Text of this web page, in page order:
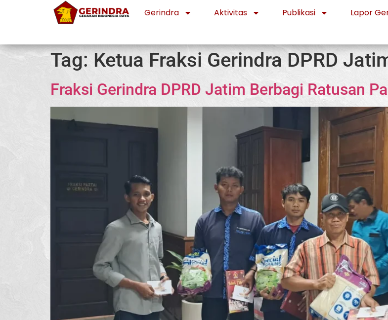
Gerindra Aktivitas Publikasi Lapor
Tag: Ketua Fraksi Gerindra DPRD
Fraksi Gerindra DPRD Jatim Berbagi Ratusan